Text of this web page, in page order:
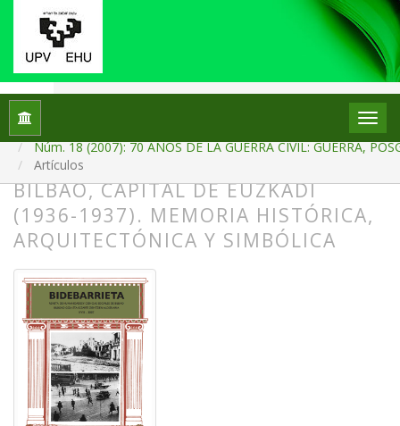
Inicio
Núm. 18 (2007): 70 AÑOS DE LA GUERRA CIVIL: GUERRA,
Artículos
BILBAO, CAPITAL DE EUZKADI
(1936-1937). MEMORIA HISTÓRICA,
ARQUITECTÓNICA Y SIMBÓLICA